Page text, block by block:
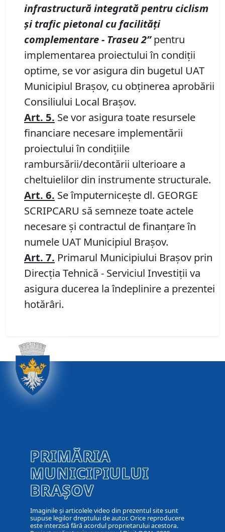
infrastructură integrată pentru ciclism
şi trafic pietonal cu facilităţi
complementare - Traseu 2”pentru
implementarea proiectului în condiţii
optime, se vor asigura din bugetul UAT
Municipiul Braşov, cu obţinerea aprobării
Consiliului Local Braşov.
Art. 5. Se vor asigura toate resursele
financiare necesare implementării
proiectului în condiţiile
rambursării/decontării ulterioare a
cheltuielilor din instrumente structurale.
Art. 6. Se împuterniceşte dl. GEORGE
SCRIPCARU să semneze toate actele
necesare şi contractul de finanţare în
numele UAT Municipiul Braşov.
Art. 7. Primarul Municipiului Braşov prin
Direcţia Tehnică - Serviciul Investiţii va
asigura ducerea la îndeplinire a prezentei
hotărâri.
PRIMĂRIA
MUNICIPIULUI
BRAȘOV
Imaginile și articolele video din prezentul site sunt
supuse legilor dreptului de autor. Orice reproducere
este interzisă fără acordul proprietarului acestora.